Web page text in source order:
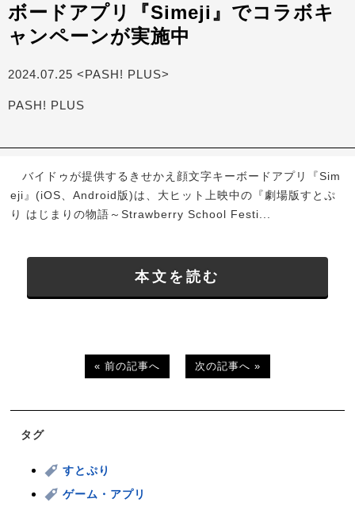
ボードアプリ『Simeji』でコラボキ
ャンペーンが実施中
2024.07.25 <PASH! PLUS>
PASH! PLUS
バイドゥが提供するきせかえ顔文字キーボードアプリ『Sim
eji』(iOS、Android版)は、大ヒット上映中の『劇場版すとぷ
り はじまりの物語～Strawberry School Festi...
本文を読む
« 前の記事へ 次の記事へ »
タグ
すとぷり
ゲーム・アプリ